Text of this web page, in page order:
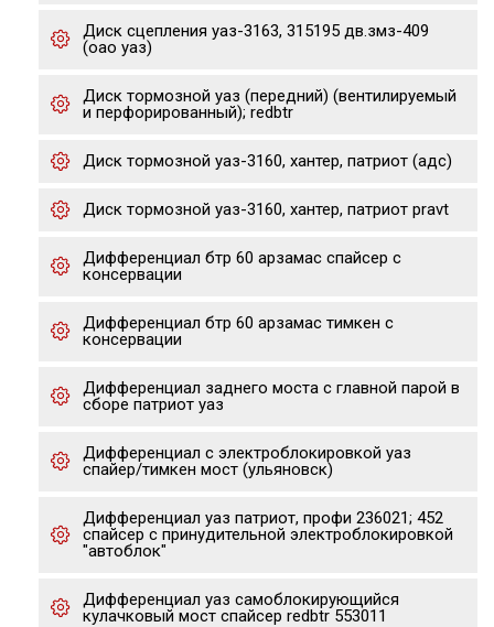
Диск сцепления уаз-3163, 315195 дв.змз-409
(оао уаз)
Диск тормозной уаз (передний) (вентилируемый
и перфорированный); redbtr
Диск тормозной уаз-3160, хантер, патриот (адс)
Диск тормозной уаз-3160, хантер, патриот pravt
Дифференциал бтр 60 арзамас спайсер с
консервации
Дифференциал бтр 60 арзамас тимкен с
консервации
Дифференциал заднего моста с главной парой в
сборе патриот уаз
Дифференциал с электроблокировкой уаз
спайер/тимкен мост (ульяновск)
Дифференциал уаз патриот, профи 236021; 452
спайсер с принудительной электроблокировкой
"автоблок"
Дифференциал уаз самоблокирующийся
кулачковый мост спайсер redbtr 553011